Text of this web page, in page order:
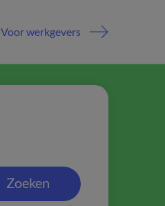
Voor werkgevers
Zoeken